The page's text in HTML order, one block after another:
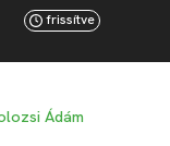
frissítve
Ádám